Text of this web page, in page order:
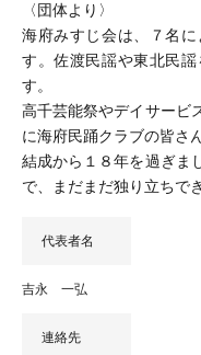
〈団体より〉
海府みすじ会は、７名
す。佐渡民謡や東北民
す。
高千芸能祭やデイサービ
に海府民踊クラブの皆さ
結成から１８年を過ぎま
で、まだまだ独り立ちで
代表者名
吉永 一弘
連絡先